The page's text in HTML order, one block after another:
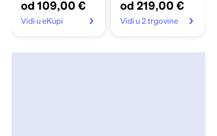
od 109,00 €
Vidi u eKupi
od 219,00 €
Vidi u 2 trgovine